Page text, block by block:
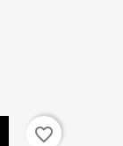
favorite_border